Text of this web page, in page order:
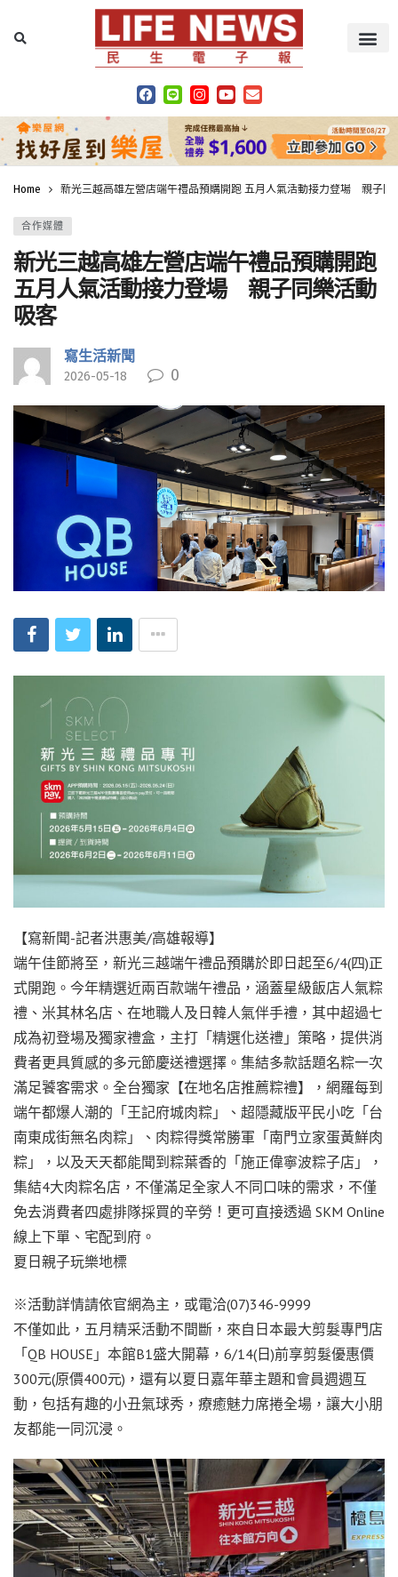
Home 新光三越高雄左營店端午禮品預購開跑 五月人氣活動接力登場 親子同
合作媒體
新光三越高雄左營店端午禮品預購開跑
五月人氣活動接力登場 親子同樂活動
吸客
寫生活新聞
2026-05-18 0
【寫新聞-記者洪惠美/高雄報導】
端午佳節將至，新光三越端午禮品預購於即日起至6/4(四)正
式開跑。今年精選近兩百款端午禮品，涵蓋星級飯店人氣粽
禮、米其林名店、在地職人及日韓人氣伴手禮，其中超過七
成為初登場及獨家禮盒，主打「精選化送禮」策略，提供消
費者更具質感的多元節慶送禮選擇。集結多款話題名粽一次
滿足饕客需求。全台獨家【在地名店推薦粽禮】，網羅每到
端午都爆人潮的「王記府城肉粽」、超隱藏版平民小吃「台
南東成街無名肉粽」、肉粽得獎常勝軍「南門立家蛋黃鮮肉
粽」，以及天天都能聞到粽葉香的「施正偉寧波粽子店」，
集結4大肉粽名店，不僅滿足全家人不同口味的需求，不僅
免去消費者四處排隊採買的辛勞！更可直接透過 SKM Online
線上下單、宅配到府。
夏日親子玩樂地標
※活動詳情請依官網為主，或電洽(07)346-9999
不僅如此，五月精采活動不間斷，來自日本最大剪髮專門店
「QB HOUSE」本館B1盛大開幕，6/14(日)前享剪髮優惠價
300元(原價400元)，還有以夏日嘉年華主題和會員週週互
動，包括有趣的小丑氣球秀，療癒魅力席捲全場，讓大小朋
友都能一同沉浸。